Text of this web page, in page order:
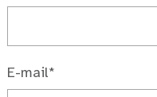
E-mail*